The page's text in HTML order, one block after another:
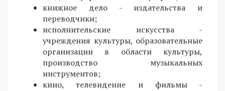
книжное дело - издательства и
переводчики;
исполнительские искусства -
учреждения культуры, образовательные
организации в области культуры,
производство музыкальных
инструментов;
кино, телевидение и фильмы -